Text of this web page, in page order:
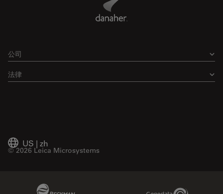
公司
法律
US | zh
© 2026 Leica Microsystems
Genedata Link